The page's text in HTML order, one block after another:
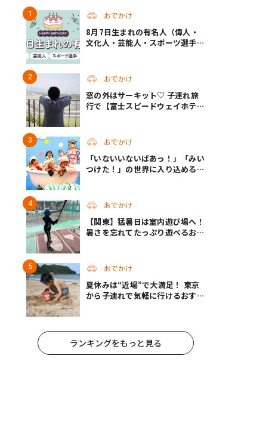
おでかけ
8月7日生まれの有名人（偉人・
文化人・芸能人・スポーツ選手・
おでかけ
窓の外はサーキット♡ 子連れ旅
行で【富士スピードウェイホテ
おでかけ
「いないいないばあっ！」「みい
つけた！」の世界に入り込める！
おでかけ
【関東】猛暑日は室内遊び場へ！
暑さを忘れてたっぷり遊べるおす
おでかけ
夏休みは“近場”で大満足！ 東京
から子連れで気軽に行けるおすす
ランキングをもっと見る